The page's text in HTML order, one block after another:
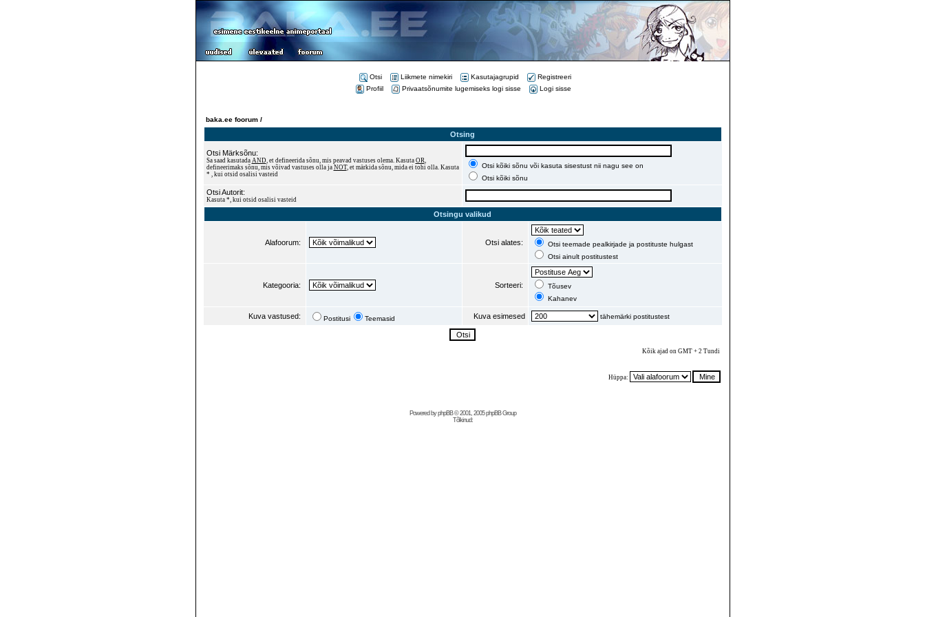
Otsi Liikmete nimekiri Kasutajagrupid
Registreeri
Profiil
Privaatsõnumite lugemiseks logi sisse Logi sisse
baka.ee foorum /
Otsing
Otsi Märksõnu:
Sa saad kasutada AND, et defineerida sõnu, mis peavad vastuses olema. Kasuta OR,
defineerimaks sõnu, mis võivad vastuses olla ja NOT, et märkida sõnu, mida ei tohi olla. Kasuta
* , kui otsid osalisi vasteid
Otsi kõiki sõnu või kasuta sisestust nii nagu see on
Otsi kõiki sõnu
Otsi Autorit:
Kasuta *, kui otsid osalisi vasteid
Otsingu valikud
Alafoorum: Otsi alates:
Otsi teemade pealkirjade ja postituste hulgast
Otsi ainult postitustest
Kategooria: Sorteeri:
Tõusev
Kahanev
Kuva vastused: Postitusi Teemasid Kuva esimesed tähemärki postitustest
Kõik ajad on GMT + 2 Tundi
Hüppa:
Powered byphpBB© 2001, 2005 phpBB Group
Tõlkinud: